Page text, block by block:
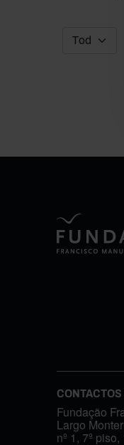
CONTACTOS
Fundação
Largo
nº 1, 7º